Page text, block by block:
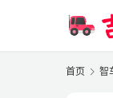
首页 智